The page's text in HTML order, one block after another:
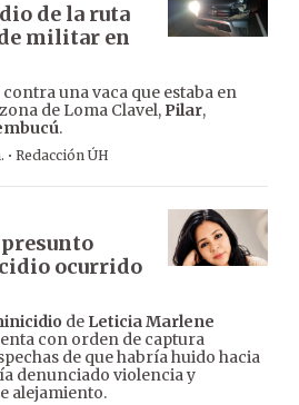
de la ruta
militar en
una vaca que estaba en
de Loma Clavel, Pilar,
.
· Redacción ÚH
ocurrido
de Leticia Marlene
con orden de captura
de que habría huido hacia
denunciado violencia y
alejamiento.